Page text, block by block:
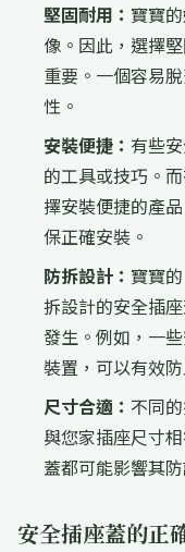
堅固耐用： 寶寶
像。因此，選擇
重要。一個容易
性。
安裝便捷： 有些
的工具或技巧。
擇安裝便捷的產
保正確安裝。
防拆設計： 寶寶
拆設計的安全插
發生。例如，一
裝置，可以有效
尺寸合適： 不同
與您家插座尺寸
蓋都可能影響其
安全插座蓋的正